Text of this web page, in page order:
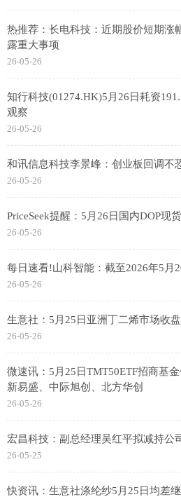
热推荐：长电科技：近期股价短期涨
露重大事项
26-05-26
知行科技(01274.HK)5月26日耗资
观察
26-05-26
和讯信息科技李景峰：创业板回调不
26-05-26
PriceSeek提醒：5月26日国内DOP现
26-05-26
每日速看!山科智能：截至2026年5月
26-05-26
生意社：5月25日亚洲丁二烯市场收
26-05-26
微速讯：5月25日TMT50ETF招商基
新易盛、中际旭创、北方华创
26-05-26
宏昌科技：副总经理吴红平拟减持公
26-05-25
快资讯：生意社涤纶纱5月25日均差